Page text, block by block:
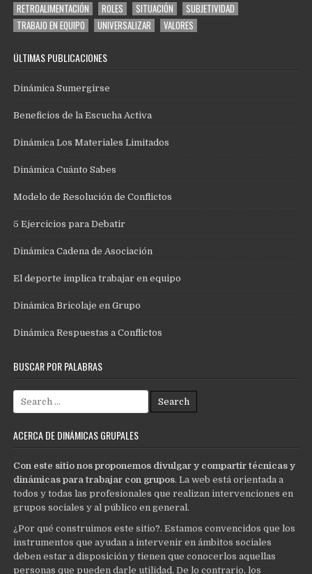
RETROALIMENTACIÓN
ROLES SITUACIÓN
SUBJETIVIDAD
TRABAJO EN EQUIPO
UNIVERSALIZAR VALORES
ÚLTIMAS PUBLICACIONES
Dinámica Sumergirse
Beneficios de la Escucha Activa
Dinámica Los Materiales Limitados
Dinámica Cuánto Sabes
Modelo de Resolución de Conflictos
5 Ejercicios para Debatir
Dinámica Cadena de Asociación
El deporte implica trabajar en equipo
Dinámica Bricolaje en Grupo
Dinámica Respuestas a Conflictos
BUSCAR POR PALABRAS
Search
for:
ACERCA DE DINÁMICAS GRUPALES
Con este sitio nos proponemos divulgar y compartir técnicas y
dinámicas para trabajar con grupos. La web está orientada a
todos y todas las profesionales que realizan intervenciones en
grupos sociales y al público en general.
¿Por qué construimos este sitio?. Estamos convencidos que los
instrumentos que ayudan a intervenir en ámbitos sociales
deben estar a disposición y tienen que conocerlos aquellas
personas que pueden darle utilidad. De lo contrario, los